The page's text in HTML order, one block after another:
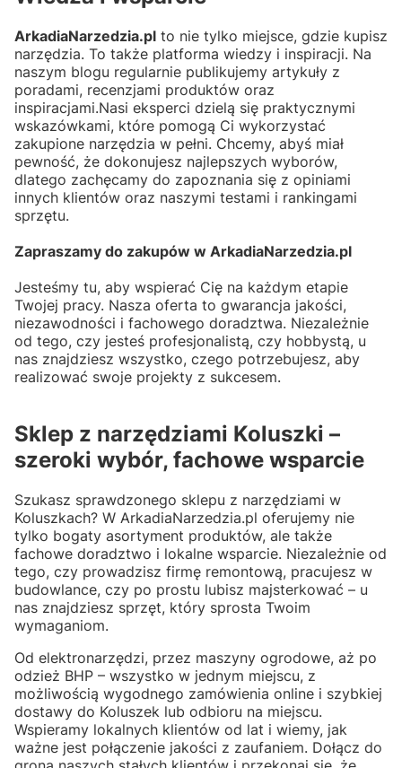
ArkadiaNarzedzia.pl to nie tylko miejsce, gdzie kupisz
narzędzia. To także platforma wiedzy i inspiracji. Na
naszym blogu regularnie publikujemy artykuły z
poradami, recenzjami produktów oraz
inspiracjami.Nasi eksperci dzielą się praktycznymi
wskazówkami, które pomogą Ci wykorzystać
zakupione narzędzia w pełni. Chcemy, abyś miał
pewność, że dokonujesz najlepszych wyborów,
dlatego zachęcamy do zapoznania się z opiniami
innych klientów oraz naszymi testami i rankingami
sprzętu.
Zapraszamy do zakupów w ArkadiaNarzedzia.pl
Jesteśmy tu, aby wspierać Cię na każdym etapie
Twojej pracy. Nasza oferta to gwarancja jakości,
niezawodności i fachowego doradztwa. Niezależnie
od tego, czy jesteś profesjonalistą, czy hobbystą, u
nas znajdziesz wszystko, czego potrzebujesz, aby
realizować swoje projekty z sukcesem.
Sklep z narzędziami Koluszki –
szeroki wybór, fachowe wsparcie
Szukasz sprawdzonego sklepu z narzędziami w
Koluszkach? W ArkadiaNarzedzia.pl oferujemy nie
tylko bogaty asortyment produktów, ale także
fachowe doradztwo i lokalne wsparcie. Niezależnie od
tego, czy prowadzisz firmę remontową, pracujesz w
budowlance, czy po prostu lubisz majsterkować – u
nas znajdziesz sprzęt, który sprosta Twoim
wymaganiom.
Od elektronarzędzi, przez maszyny ogrodowe, aż po
odzież BHP – wszystko w jednym miejscu, z
możliwością wygodnego zamówienia online i szybkiej
dostawy do Koluszek lub odbioru na miejscu.
Wspieramy lokalnych klientów od lat i wiemy, jak
ważne jest połączenie jakości z zaufaniem. Dołącz do